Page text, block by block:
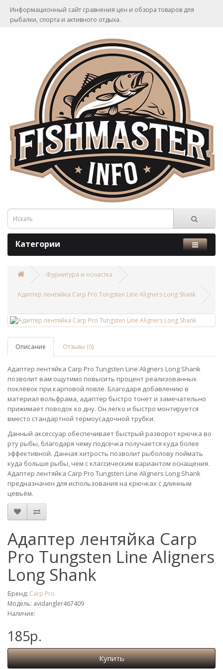
Информационный сайт сравнения цен и обзора товаров для
рыбалки, спорта и активного отдыха.
Категории
Фурнитура и оснастка
Адаптер лентяйка Carp Pro Tungsten Line Aligners Long Shank
Описание Отзывы (0)
Адаптер лентяйка Carp Pro Tungsten Line Aligners Long Shank
позволит вам ощутимо повысить процент реализованных
поклёвок при карповой ловле. Благодаря добавлению в
материал вольфрама, адаптер быстро тонет и замечательно
прижимает поводок ко дну. Он легко и быстро монтируется
вместо стандартной термоусадочной трубки.
Данный аксессуар обеспечивает быстрый разворот крючка во
рту рыбы, благодаря чему подсечка получается куда более
эффективной. Данная хитрость позволит рыболову поймать
куда больше рыбы, чем с классическим вариантом оснащения.
Адаптер лентяйка Carp Pro Tungsten Line Aligners Long Shank
предназначен для использования на крючках с длинным
цевьём.
Адаптер лентяйка Carp
Pro Tungsten Line Aligners
Long Shank
Бренд: Carp Pro
Модель: avidangler467409
Наличие:
185р.
Купить